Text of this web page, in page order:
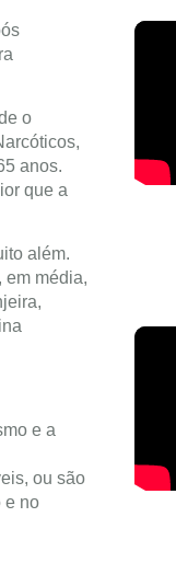
o
anos.
que a
além.
em média,
e a
ou são
e no